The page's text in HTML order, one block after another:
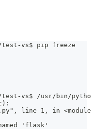
test-vs$ pip freeze
test-vs$ /usr/bin/
line 1, in
'flask'